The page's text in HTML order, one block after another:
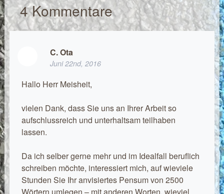
4Kommentare
C. Ota
Juni 22nd, 2016
Hallo Herr Meisheit,
vielen Dank, dass Sie uns an Ihrer Arbeit so
aufschlussreich und unterhaltsam teilhaben
lassen.
Da ich selber gerne mehr und im Idealfall beruflich
schreiben möchte, interessiert mich, auf wieviele
Stunden Sie Ihr anvisiertes Pensum von 2500
Wörtern umlegen – mit anderen Worten, wieviel